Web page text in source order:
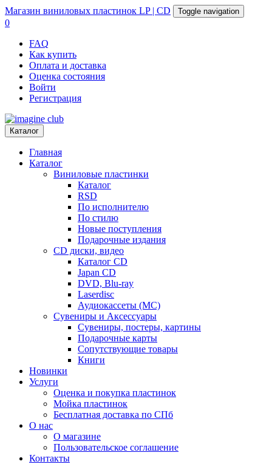
Магазин виниловых пластинок LP | CD Toggle navigation
0
FAQ
Как купить
Оплата и доставка
Оценка состояния
Войти
Регистрация
Каталог
Главная
Каталог
Виниловые пластинки
Каталог
RSD
По исполнителю
По стилю
Новые поступления
Подарочные издания
CD диски, видео
Каталог CD
Japan CD
DVD, Blu-ray
Laserdisc
Аудиокассеты (MC)
Сувениры и Аксессуары
Сувениры, постеры, картины
Подарочные карты
Сопутствующие товары
Книги
Новинки
Услуги
Оценка и покупка пластинок
Мойка пластинок
Бесплатная доставка по СПб
О нас
О магазине
Пользовательское соглашение
Контакты